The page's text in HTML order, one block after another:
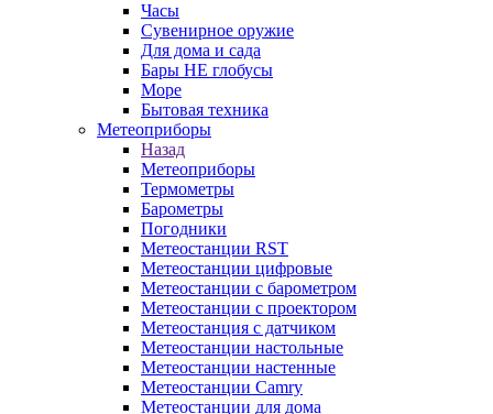
Часы
Сувенирное оружие
Для дома и сада
Бары НЕ глобусы
Море
Бытовая техника
Метеоприборы
Назад
Метеоприборы
Термометры
Барометры
Погодники
Метеостанции RST
Метеостанции цифровые
Метеостанции с барометром
Метеостанции с проектором
Метеостанция с датчиком
Метеостанции настольные
Метеостанции настенные
Метеостанции Camry
Метеостанции для дома